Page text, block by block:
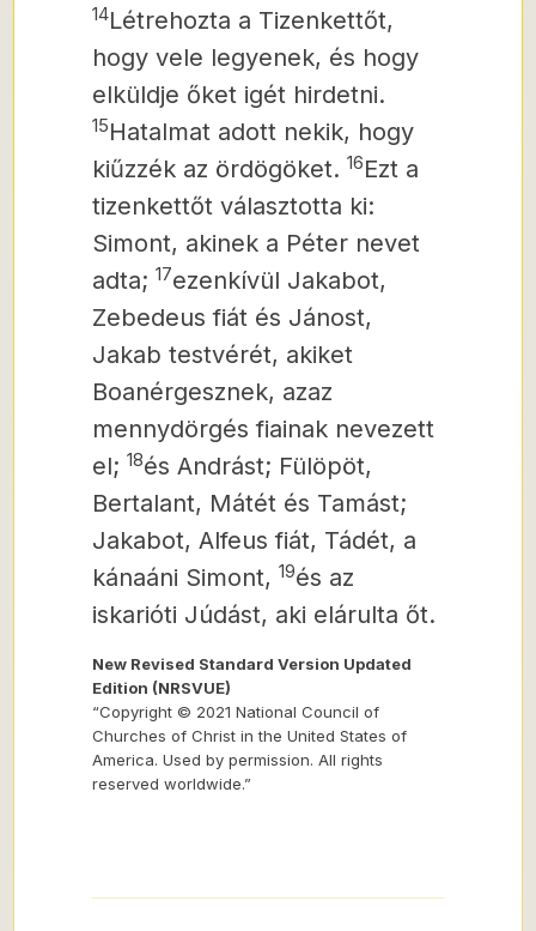
14Létrehozta a Tizenkettőt,
hogy vele legyenek, és hogy
elküldje őket igét hirdetni.
15Hatalmat adott nekik, hogy
kiűzzék az ördögöket. 16Ezt a
tizenkettőt választotta ki:
Simont, akinek a Péter nevet
adta; 17ezenkívül Jakabot,
Zebedeus fiát és Jánost,
Jakab testvérét, akiket
Boanérgesznek, azaz
mennydörgés fiainak nevezett
el; 18és Andrást; Fülöpöt,
Bertalant, Mátét és Tamást;
Jakabot, Alfeus fiát, Tádét, a
kánaáni Simont, 19és az
iskarióti Júdást, aki elárulta őt.
New Revised Standard Version Updated
Edition (NRSVUE)
“Copyright © 2021 National Council of
Churches of Christ in the United States of
America. Used by permission. All rights
reserved worldwide.”